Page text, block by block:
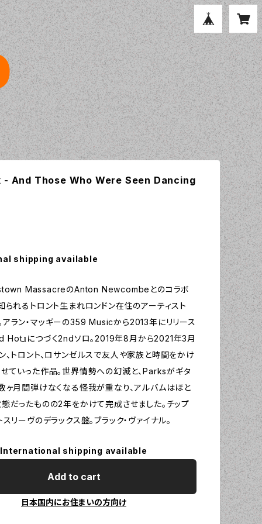
- And Those Who Were Seen Dancing
shipping available
MassacreのAnton Newcombeとのコラボ
られるトロント生まれロンドン在住のアーティスト
ラン・マッギーの359 Musicから2013年にリリース
Hot』につづく2ndソロ。2019年8月から2021年3月
、トロント、ロサンゼルスで友人や家族と時間をかけ
ていった作品。世界情勢への幻滅と、Parksがギタ
ヶ月間弾けなくなる怪我が重なり、アルバムはほと
だったものの2年をかけて完成させました。チップ
リーヴのデラックス盤。ブラック・ヴァイナル。
International shipping available
Add to cart
日本国内にお住まいの方向け